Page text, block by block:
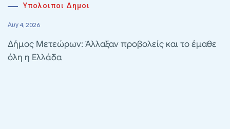
Υπολοιποι Δημοι
Αυγ 4, 2026
Δήμος Μετεώρων: Άλλαξαν προβολείς και το έμαθε
όλη η Ελλάδα